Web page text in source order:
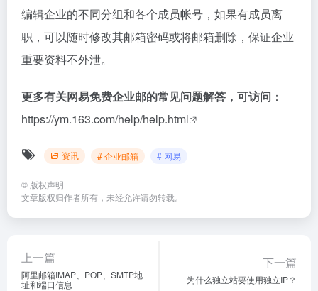
编辑企业的不同分组和各个成员帐号，如果有成员离
职，可以随时修改其邮箱密码或将邮箱删除，保证企业
重要资料不外泄。
更多有关网易免费企业邮的常见问题解答，可访问 ：
https://ym.163.com/help/help.html
资讯 # 企业邮箱 # 网易
© 版权声明
文章版权归作者所有，未经允许请勿转载。
上一篇
阿里邮箱IMAP、POP、SMTP地
址和端口信息
下一篇
为什么独立站要使用独立IP？